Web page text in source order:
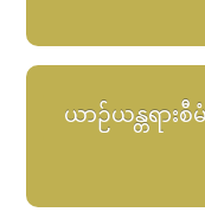
ယာဉ်ယန္တရားစီ